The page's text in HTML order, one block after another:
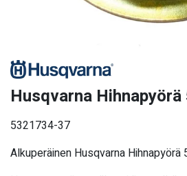
Husqvarna
5321734-37
Alkuperäinen Husqvarna Hihnapyörä